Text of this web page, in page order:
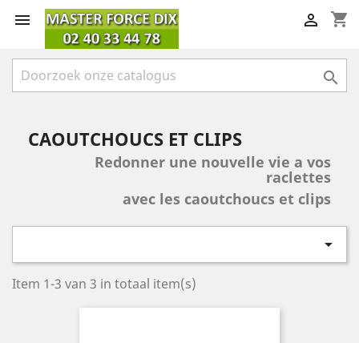
 shopping_cart


CAOUTCHOUCS ET CLIPS
Redonner une nouvelle vie a vos
raclettes
avec les caoutchoucs et clips

Item 1-3 van 3 in totaal item(s)